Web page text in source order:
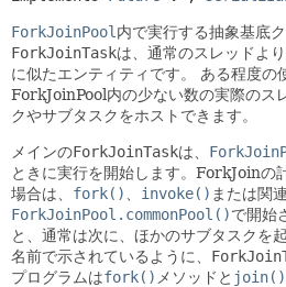
ForkJoinPool 内で実行する抽象基底ク
ForkJoinTaskは、通常のスレッドよ
に似たエンティティです。
ある程度の
ForkJoinPool内の少ない数の実際のス
クやサブタスクをホストできます。
メインのForkJoinTaskは、
ときに実行を開始します。ForkJoinの
場合は、 fork() invoke() または関
ForkJoinPool.commonPool()で開始
と、通常は次に、ほかのサブタスクを
名前で示されているように、
プログラムはfork() メソッドと join()